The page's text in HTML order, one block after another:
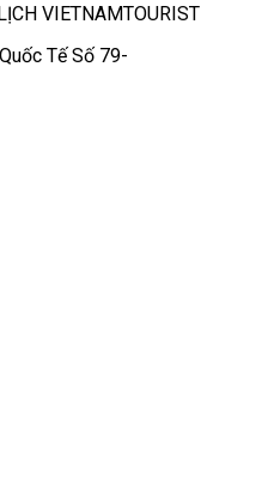
VIETNAMTOURIST
Tế Số 79-